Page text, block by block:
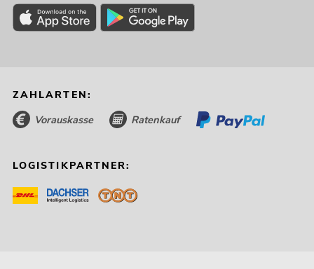
ZAHLARTEN:
Vorauskasse Ratenkauf
LOGISTIKPARTNER: